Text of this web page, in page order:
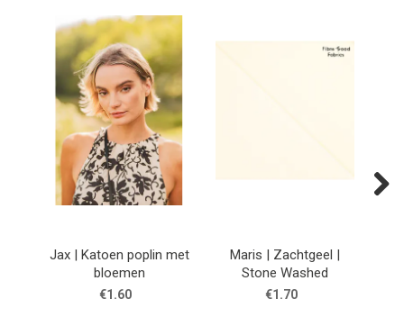
Jax | Katoen poplin met
bloemen
€1.60
Maris | Zachtgeel |
Stone Washed
€1.70